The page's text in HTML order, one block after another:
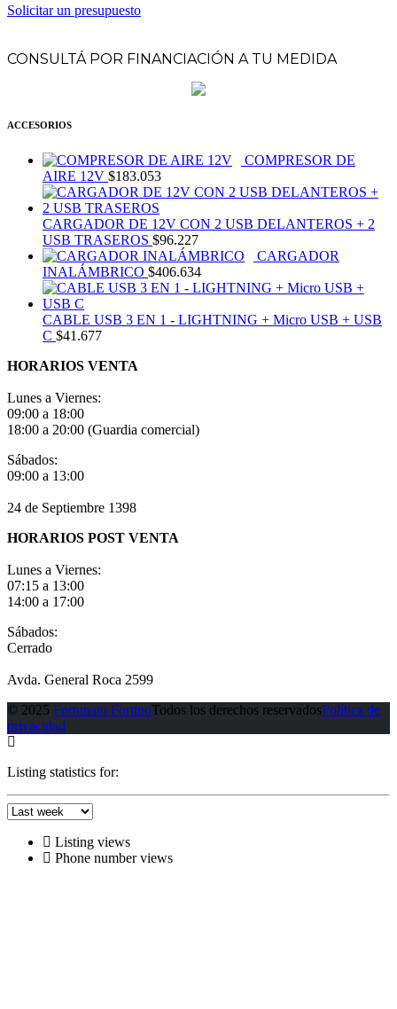
Solicitar un presupuesto
CONSULTÁ POR FINANCIACIÓN A TU MEDIDA
ACCESORIOS
COMPRESOR DE
AIRE 12V $183.053
CARGADOR DE 12V CON 2 USB DELANTEROS + 2
USB TRASEROS $96.227
CARGADOR
INALÁMBRICO $406.634
CABLE USB 3 EN 1 - LIGHTNING + Micro USB + USB
C $41.677
HORARIOS VENTA
Lunes a Viernes:
09:00 a 18:00
18:00 a 20:00 (Guardia comercial)
Sábados:
09:00 a 13:00
24 de Septiembre 1398
HORARIOS POST VENTA
Lunes a Viernes:
07:15 a 13:00
14:00 a 17:00
Sábados:
Cerrado
Avda. General Roca 2599
© 2025 Fortunato FortinoTodos los derechos reservadosPolítica de
privacidad
Listing statistics for:
Listing views
Phone number views